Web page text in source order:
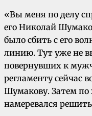
«Вы меня по делу
его Николай
было сбить с его
линию. Тут уже не
повернувших к
регламенту сейчас
Шумакову. Затем по
намеревался